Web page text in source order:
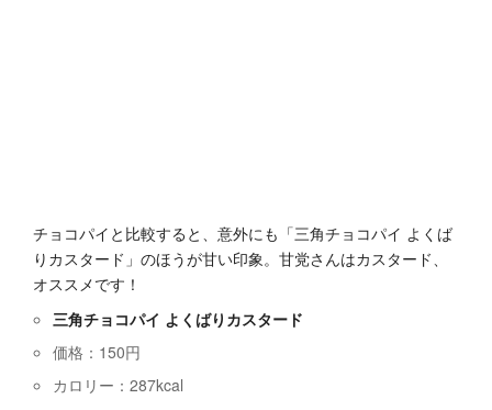
チョコパイと比較すると、意外にも「三角チョコパイ よくば
りカスタード」のほうが甘い印象。甘党さんはカスタード、
オススメです！
三角チョコパイ よくばりカスタード
価格：150円
カロリー：287kcal